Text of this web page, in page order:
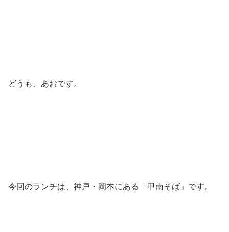
どうも、あおです。
今回のランチは、神戸・岡本にある「甲南そば」です。